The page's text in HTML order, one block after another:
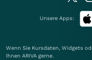
Unsere Apps:
Wenn Sie Kursdaten, Widgets
Ihnen ARIVA gerne.